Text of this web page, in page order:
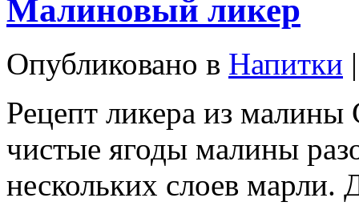
Малиновый ликер
Опубликовано в Напитки
Рецепт ликера из
чистые ягоды малины
нескольких слоев марли.